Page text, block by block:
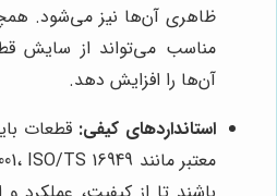
ظاهری آن‌ها نیز می‌شود.
مناسب می‌تواند از سایش
آن‌ها را افزایش دهد.
استانداردهای کیفی: قطعات